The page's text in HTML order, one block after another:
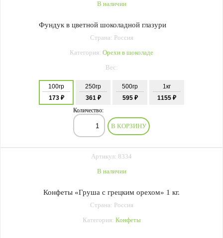
В наличии
Фундук в цветной шоколадной глазури
Страна: Россия
Категория: Орехи в шоколаде
Вес:
100гр
173 ₽
250гр
361 ₽
500гр
595 ₽
1кг
1155 ₽
Количество:
В КОРЗИНУ
Артикул: 8334
В наличии
Конфеты «Груша с грецким орехом» 1 кг.
Страна: Россия
Категория: Конфеты